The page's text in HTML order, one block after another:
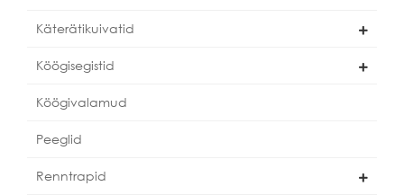
Käterätikuivatid
Köögisegistid
Köögivalamud
Peeglid
Renntrapid